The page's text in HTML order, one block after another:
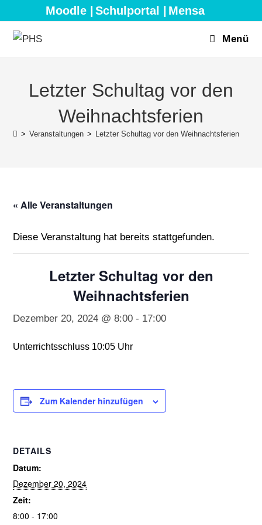
Inhalt
springen
Moodle | Schulportal | Mensa
Menü
Letzter Schultag vor den
Weihnachtsferien
> Veranstaltungen > Letzter Schultag vor den Weihnachtsferien
« Alle Veranstaltungen
Diese Veranstaltung hat bereits stattgefunden.
Letzter Schultag vor den
Weihnachtsferien
Dezember 20, 2024 @ 8:00 - 17:00
Unterrichtsschluss 10:05 Uhr
Zum Kalender hinzufügen
DETAILS
Datum:
Dezember 20, 2024
Zeit:
8:00 - 17:00